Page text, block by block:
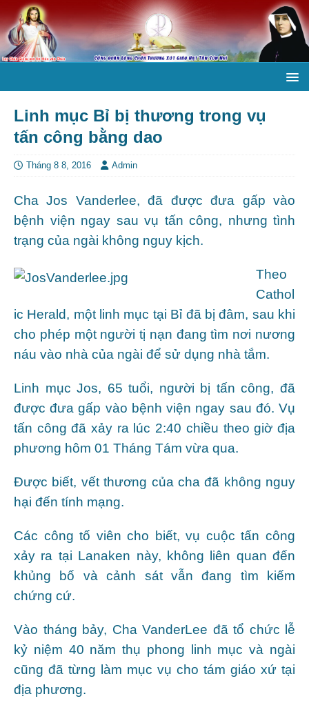
Linh mục Bỉ bị thương trong vụ
tấn công bằng dao
Tháng 8 8, 2016 Admin
Cha Jos Vanderlee, đã được đưa gấp vào
bệnh viện ngay sau vụ tấn công, nhưng tình
trạng của ngài không nguy kịch.
Theo
Cathol
ic Herald, một linh mục tại Bỉ đã bị đâm, sau khi
cho phép một người tị nạn đang tìm nơi nương
náu vào nhà của ngài để sử dụng nhà tắm.
Linh mục Jos, 65 tuổi, người bị tấn công, đã
được đưa gấp vào bệnh viện ngay sau đó. Vụ
tấn công đã xảy ra lúc 2:40 chiều theo giờ địa
phương hôm 01 Tháng Tám vừa qua.
Được biết, vết thương của cha đã không nguy
hại đến tính mạng.
Các công tố viên cho biết, vụ cuộc tấn công
xảy ra tại Lanaken này, không liên quan đến
khủng bố và cảnh sát vẫn đang tìm kiếm
chứng cứ.
Vào tháng bảy, Cha VanderLee đã tổ chức lễ
kỷ niệm 40 năm thụ phong linh mục và ngài
cũng đã từng làm mục vụ cho tám giáo xứ tại
địa phương.